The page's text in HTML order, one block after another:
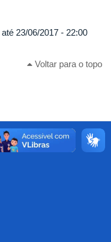
até 23/06/2017 - 22:00
Voltar para o topo